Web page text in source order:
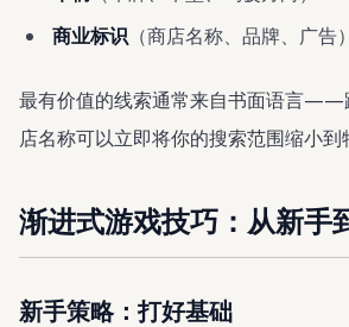
商业标识 （商店名称、品牌、广告）
最有价值的线索通常来自书面语言——
店名称可以立即将你的搜索范围缩小到
渐进式游戏技巧：从新手
新手策略：打好基础